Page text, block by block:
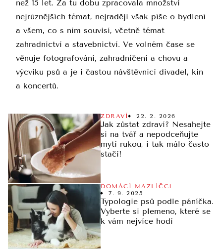
než 15 let. Za tu dobu zpracovala množství
nejrůznějších témat, nejraději však píše o bydlení
a všem, co s ním souvisí, včetně témat
zahradnictví a stavebnictví. Ve volném čase se
věnuje fotografování, zahradničení a chovu a
výcviku psů a je i častou návštěvnicí divadel, kin
a koncertů.
ZDRAVÍ 22. 2. 2026
Jak zůstat zdraví? Nesahejte
si na tvář a nepodceňujte
mytí rukou, i tak málo často
stačí!
DOMÁCÍ MAZLÍČCI
7. 9. 2025
Typologie psů podle páníčka.
Vyberte si plemeno, které se
k vám nejvíce hodí